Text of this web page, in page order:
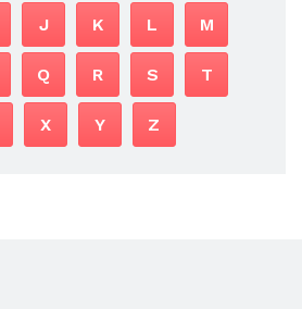
J K L M
Q R S T
X Y Z